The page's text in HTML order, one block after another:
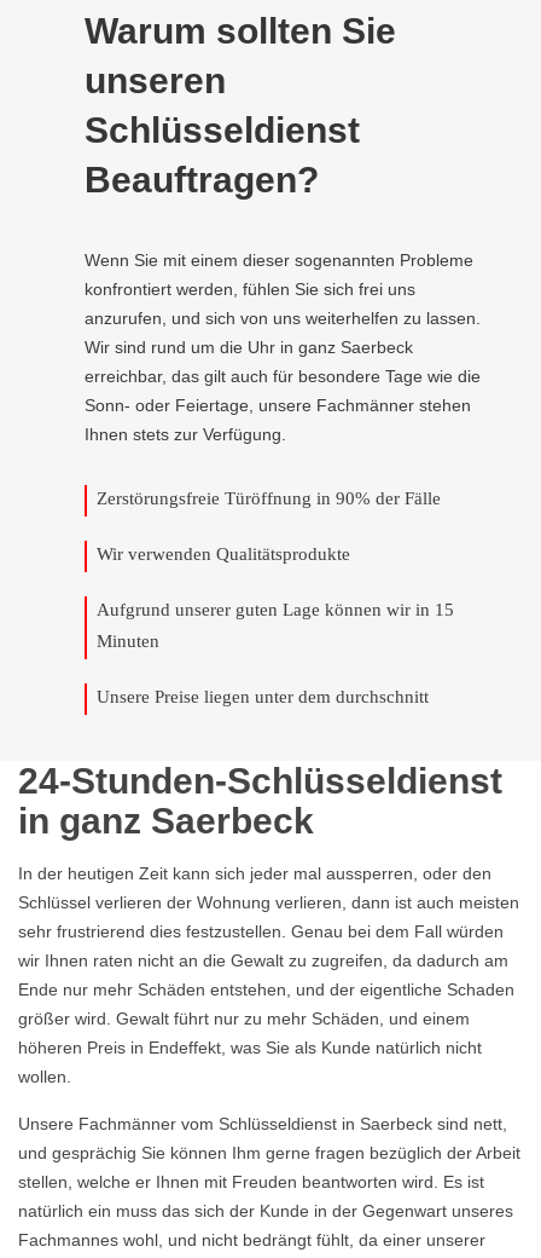
Warum sollten Sie
unseren
Schlüsseldienst
Beauftragen?
Wenn Sie mit einem dieser sogenannten Probleme
konfrontiert werden, fühlen Sie sich frei uns
anzurufen, und sich von uns weiterhelfen zu lassen.
Wir sind rund um die Uhr in ganz Saerbeck
erreichbar, das gilt auch für besondere Tage wie die
Sonn- oder Feiertage, unsere Fachmänner stehen
Ihnen stets zur Verfügung.
Zerstörungsfreie Türöffnung in 90% der Fälle
Wir verwenden Qualitätsprodukte
Aufgrund unserer guten Lage können wir in 15
Minuten
Unsere Preise liegen unter dem durchschnitt
24-Stunden-Schlüsseldienst
in ganz Saerbeck
In der heutigen Zeit kann sich jeder mal aussperren, oder den
Schlüssel verlieren der Wohnung verlieren, dann ist auch meisten
sehr frustrierend dies festzustellen. Genau bei dem Fall würden
wir Ihnen raten nicht an die Gewalt zu zugreifen, da dadurch am
Ende nur mehr Schäden entstehen, und der eigentliche Schaden
größer wird. Gewalt führt nur zu mehr Schäden, und einem
höheren Preis in Endeffekt, was Sie als Kunde natürlich nicht
wollen.
Unsere Fachmänner vom Schlüsseldienst in Saerbeck sind nett,
und gesprächig Sie können Ihm gerne fragen bezüglich der Arbeit
stellen, welche er Ihnen mit Freuden beantworten wird. Es ist
natürlich ein muss das sich der Kunde in der Gegenwart unseres
Fachmannes wohl, und nicht bedrängt fühlt, da einer unserer